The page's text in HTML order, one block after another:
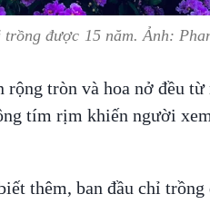
được 15 năm. Ảnh:
rộng tròn và hoa nở đều từ
tím rịm khiến người
thêm, ban đầu chỉ